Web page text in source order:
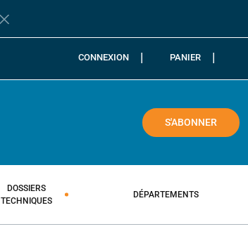
Fermer la barre de notification
CONNEXION PANIER
S'ABONNER
DOSSIERS
TECHNIQUES
DÉPARTEMENTS